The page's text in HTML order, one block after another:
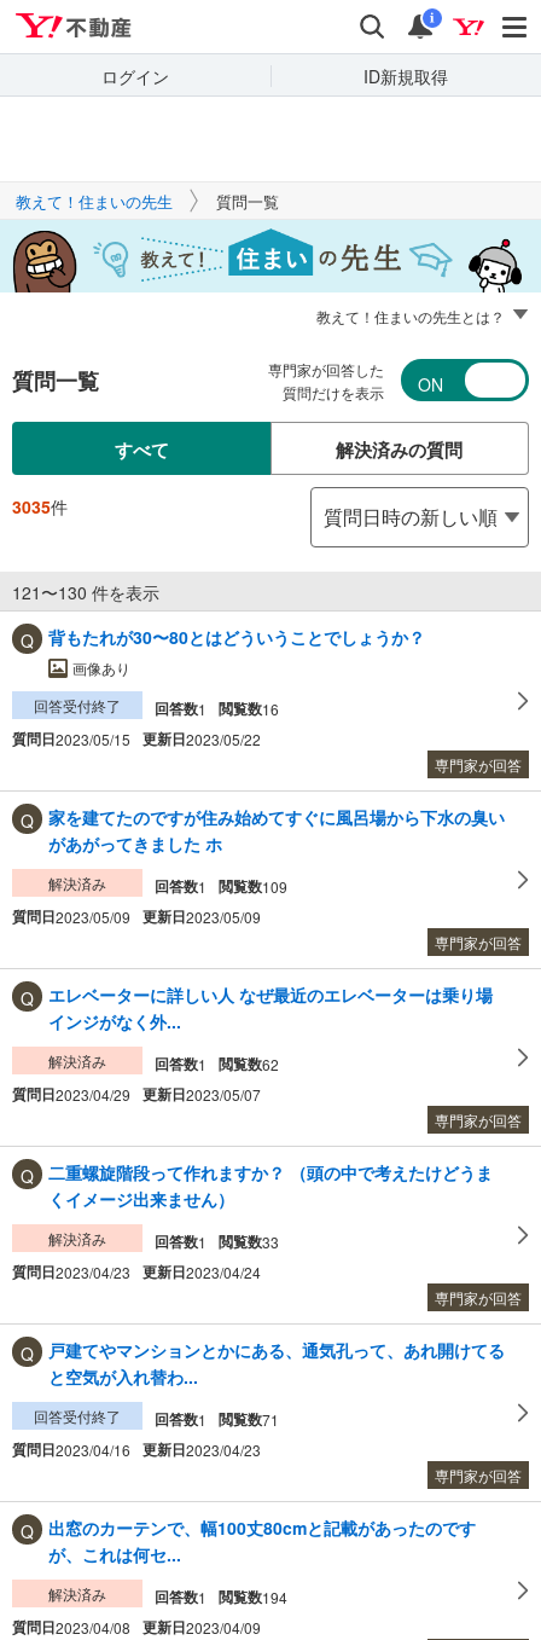
検索 通知
i
ログイン ID新規取得
キーワードで
質問を探す
教えて！住まいの先生 質問一覧
教えて！住まいの先生とは？
質問一覧
専門家が回答した
質問だけを表示
すべて 解決済みの質問
3035件
121〜130 件を表示
背もたれが30〜80とはどういうことでしょうか？
画像あり
回答受付終了
回答数1 閲覧数16
質問日2023/05/15 更新日2023/05/22
専門家が回答
家を建てたのですが住み始めてすぐに風呂場から下水の臭い
があがってきました ホ
解決済み 回答数1 閲覧数109
質問日2023/05/09 更新日2023/05/09
専門家が回答
エレベーターに詳しい人 なぜ最近のエレベーターは乗り場
インジがなく外...
解決済み 回答数1 閲覧数62
質問日2023/04/29 更新日2023/05/07
専門家が回答
二重螺旋階段って作れますか？ （頭の中で考えたけどうま
くイメージ出来ません）
解決済み 回答数1 閲覧数33
質問日2023/04/23 更新日2023/04/24
専門家が回答
戸建てやマンションとかにある、通気孔って、あれ開けてる
と空気が入れ替わ...
回答受付終了 回答数1 閲覧数71
質問日2023/04/16 更新日2023/04/23
専門家が回答
出窓のカーテンで、幅100丈80cmと記載があったのです
が、これは何セ...
解決済み 回答数1 閲覧数194
質問日2023/04/08 更新日2023/04/09